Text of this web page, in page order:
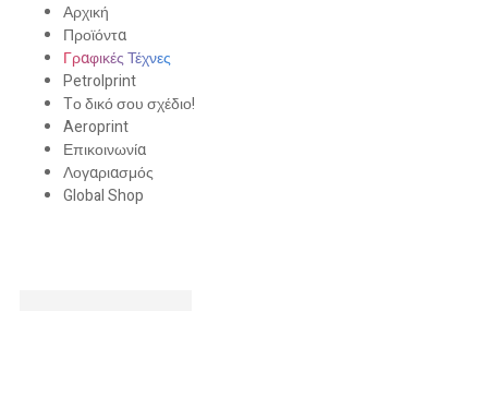
Αρχική
Προϊόντα
Γραφικές Τέχνες
Petrolprint
Tο δικό σου σχέδιο!
Aeroprint
Επικοινωνία
Λογαριασμός
Global Shop